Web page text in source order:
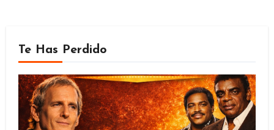
Te Has Perdido